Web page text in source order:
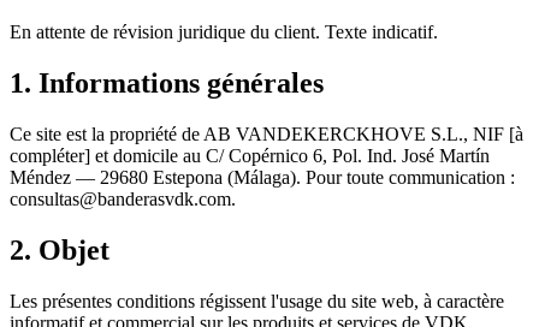
En attente de révision juridique du client. Texte indicatif.
1. Informations générales
Ce site est la propriété de AB VANDEKERCKHOVE S.L., NIF [à
compléter] et domicile au C/ Copérnico 6, Pol. Ind. José Martín
Méndez — 29680 Estepona (Málaga). Pour toute communication :
consultas@banderasvdk.com.
2. Objet
Les présentes conditions régissent l'usage du site web, à caractère
informatif et commercial sur les produits et services de VDK.